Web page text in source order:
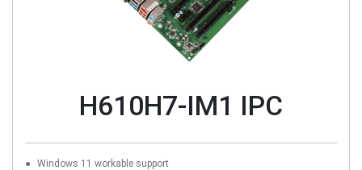
H610H7-IM1 IPC
Windows 11 workable support